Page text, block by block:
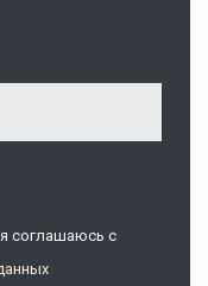
соглашаюсь c